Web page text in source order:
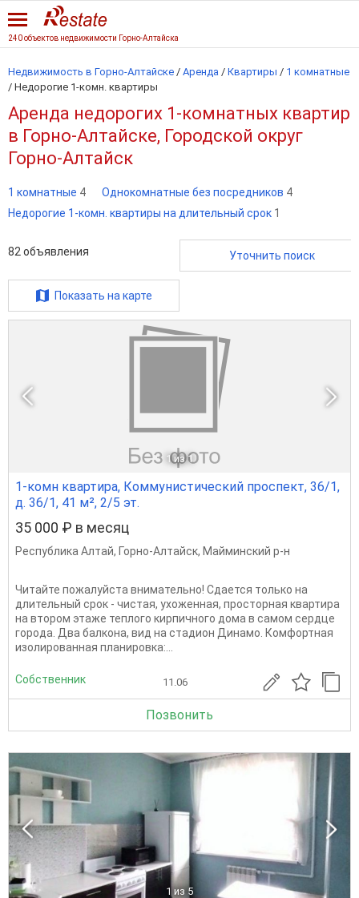
240 объектов недвижимости Горно-Алтайска
Недвижимость в Горно-Алтайске / Аренда / Квартиры / 1 комнатные
/ Недорогие 1-комн. квартиры
Аренда недорогих 1-комнатных квартир
в Горно-Алтайске, Городской округ
Горно-Алтайск
1 комнатные 4 Однокомнатные без посредников 4
Недорогие 1-комн. квартиры на длительный срок 1
82 объявления Уточнить поиск
Показать на карте
1 из 1
1-комн квартира, Коммунистический проспект, 36/1,
д. 36/1, 41 м², 2/5 эт.
35 000 ₽ в месяц
Республика Алтай, Горно-Алтайск, Майминский р-н
Читайте пожалуйста внимательно! Сдается только на
длительный срок - чистая, ухоженная, просторная квартира
на втором этаже теплого кирпичного дома в самом сердце
города. Два балкона, вид на стадион Динамо. Комфортная
изолированная планировка:...
Собственник 11.06
Позвонить
1 из 5